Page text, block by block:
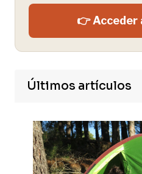
👉 Acceder
Últimos artículos